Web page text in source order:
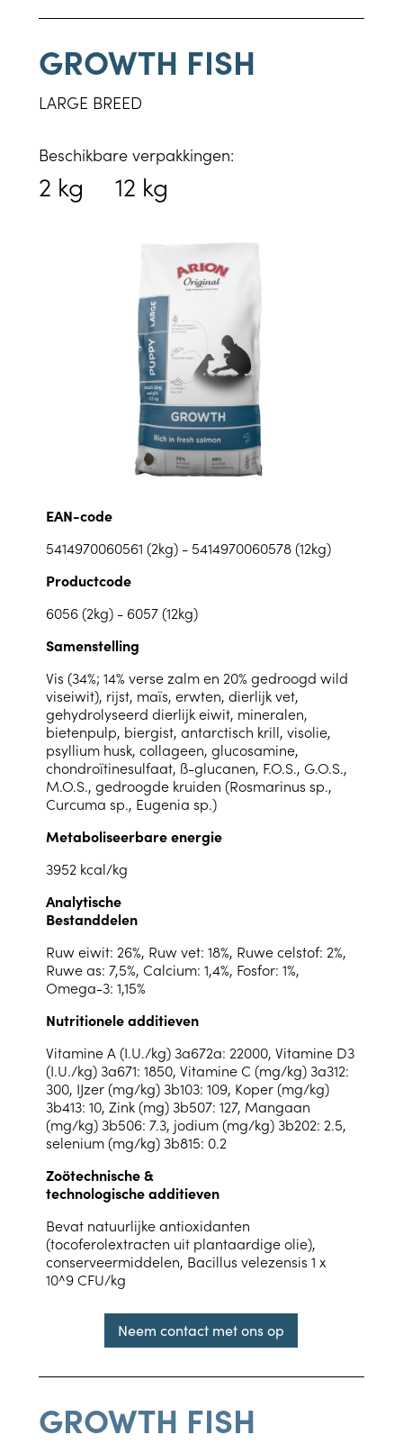
GROWTH FISH
LARGE BREED
Beschikbare verpakkingen:
2 kg 12 kg
EAN-code
5414970060561 (2kg) - 5414970060578 (12kg)
Productcode
6056 (2kg) - 6057 (12kg)
Samenstelling
Vis (34%; 14% verse zalm en 20% gedroogd wild
viseiwit), rijst, maïs, erwten, dierlijk vet,
gehydrolyseerd dierlijk eiwit, mineralen,
bietenpulp, biergist, antarctisch krill, visolie,
psyllium husk, collageen, glucosamine,
chondroïtinesulfaat, ß-glucanen, F.O.S., G.O.S.,
M.O.S., gedroogde kruiden (Rosmarinus sp.,
Curcuma sp., Eugenia sp.)
Metaboliseerbare energie
3952 kcal/kg
Analytische
Bestanddelen
Ruw eiwit: 26%, Ruw vet: 18%, Ruwe celstof: 2%,
Ruwe as: 7,5%, Calcium: 1,4%, Fosfor: 1%,
Omega-3: 1,15%
Nutritionele additieven
Vitamine A (I.U./kg) 3a672a: 22000, Vitamine D3
(I.U./kg) 3a671: 1850, Vitamine C (mg/kg) 3a312:
300, IJzer (mg/kg) 3b103: 109, Koper (mg/kg)
3b413: 10, Zink (mg) 3b507: 127, Mangaan
(mg/kg) 3b506: 7.3, jodium (mg/kg) 3b202: 2.5,
selenium (mg/kg) 3b815: 0.2
Zoötechnische &
technologische additieven
Bevat natuurlijke antioxidanten
(tocoferolextracten uit plantaardige olie),
conserveermiddelen, Bacillus velezensis 1 x
10^9 CFU/kg
Neem contact met ons op
GROWTH FISH